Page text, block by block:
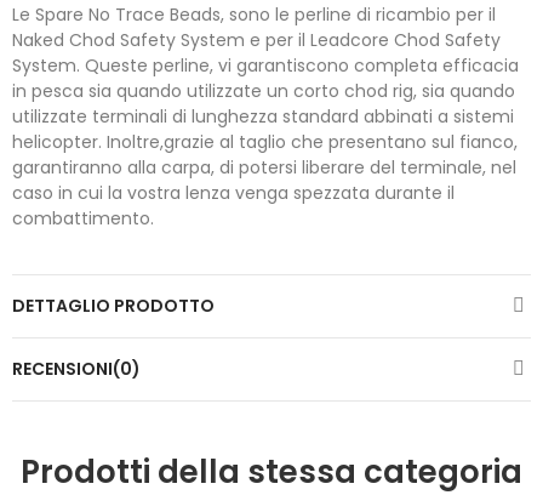
Le Spare No Trace Beads, sono le perline di ricambio per il
Naked Chod Safety System e per il Leadcore Chod Safety
System. Queste perline, vi garantiscono completa efficacia
in pesca sia quando utilizzate un corto chod rig, sia quando
utilizzate terminali di lunghezza standard abbinati a sistemi
helicopter. Inoltre,grazie al taglio che presentano sul fianco,
garantiranno alla carpa, di potersi liberare del terminale, nel
caso in cui la vostra lenza venga spezzata durante il
combattimento.
DETTAGLIO PRODOTTO
RECENSIONI(0)
Prodotti della stessa categoria